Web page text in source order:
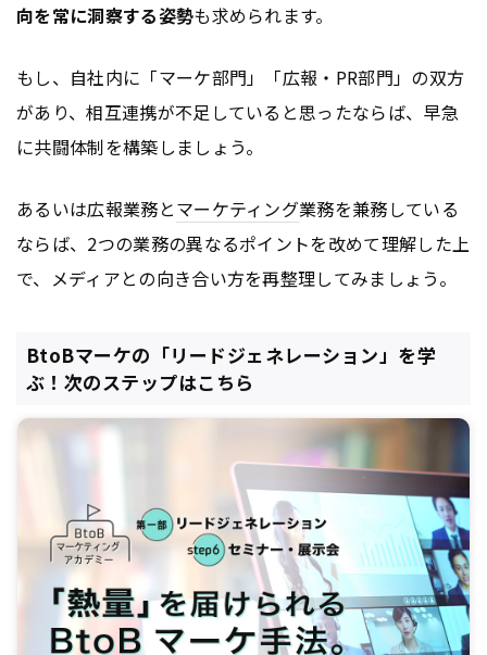
向を常に洞察する姿勢も求められます。
もし、自社内に「マーケ部門」「広報・PR部門」の双方
があり、相互連携が不足していると思ったならば、早急
に共闘体制を構築しましょう。
あるいは広報業務とマーケティング業務を兼務している
ならば、2つの業務の異なるポイントを改めて理解した上
で、メディアとの向き合い方を再整理してみましょう。
BtoBマーケの「リードジェネレーション」を学
ぶ！次のステップはこちら